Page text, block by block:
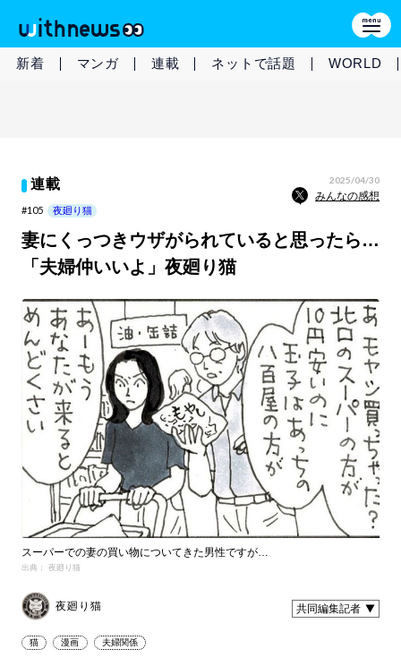
新着 マンガ 連載 ネットで話題 WORLD
連載 2025/04/30
みんなの感想
#105 夜廻り猫
妻にくっつきウザがられていると思ったら…
「夫婦仲いいよ」夜廻り猫
スーパーでの妻の買い物についてきた男性ですが…
出典： 夜廻り猫
夜廻り猫 共同編集記者
猫 漫画 夫婦関係